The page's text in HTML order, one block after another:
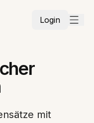
Login
mit